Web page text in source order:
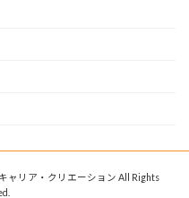
ャリア・クリエーション All Rights